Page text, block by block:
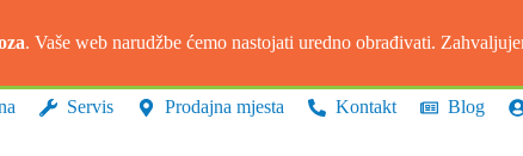
. Vaše web narudžbe ćemo nastojati uredno obrađivati.
Servis Prodajna mjesta Kontakt Blog